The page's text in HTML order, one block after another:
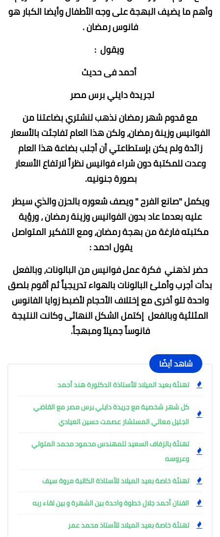
وأهم ما يضيف البهجة على وجه الأطفال وأيضا الكبار هو
فانوس رمضان .
ويقول :
أحمد فى حديث
لجريدة دايلي برس مصر
مع قدوم شهر رمضان نذهب لنشتري بضاعتنا من
الفوانيس وزينة رمضان، ولكن هذا العام تفاجئت بالأسعار
زائدة ولم يكن بإستطاعتي أن أجلب بضاعة هذا العام
وعدت للمكتبة دون شراء فوانيس نظراً لارتفاع الأسعار
بصورة جنونيه.
ويكمل "صانع الفرح " ويصف شعوره بالحزن والذي سيطر
عليه بعدما عاد بدون الفوانيس وزينة رمضان ، ورؤية
مكتبته فارغة من بهجة رمضان، ومع التفكير المتواصل
يقول احمد :
حضر لذهني فكرة عمل فوانيس من البالونات، وبالفعل
بدأت أجرب وأملئ البالونات بالهواء تدريجياً ثم أقوم بلصق
واحدة تلو أخرى مع إختلاف الأحجام لأضبط زوايا الفانوس
المثلثية وبالفعل إكتمل الشكل النهائى وكانت النتيجة
فانوساً جميلاً ومبهجاً.
شاهد أيضًا
تهنئة بعيد الميلاد للأستاذة الدكتورة هند أحمد
كل شهر شخصية مع جريدة دايلي برس مصر مع القاضي
الجليل معالي المستشار عصمت حسين العيادي
تهنئة بالزفاف السعيد للمهندس محمود محمد المتولي
وعروسه
تهنئة خاصة بعيد الميلاد للأستاذة الكاتبة مروة سيف
الفنان أحمد جلال خطوة واحدة بين الشهرة و بين لقاء ربه
تهنئة خاصة بعيد الميلاد للأستاذ محمد عمر